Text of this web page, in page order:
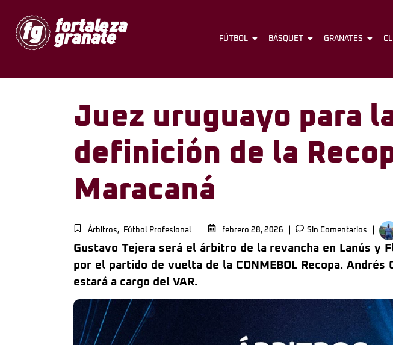
FÚTBOL BÁSQUET
FÚTBOL BÁSQUET GRANATES
Juez uruguayo para
definición de la
Maracaná
Árbitros, Fútbol Profesional febrero 28, 2026 Sin Comentarios
Gustavo Tejera será el árbitro de la revancha en Lanús y
por el partido de vuelta de la CONMEBOL Recopa. Andrés
estará a cargo del VAR.